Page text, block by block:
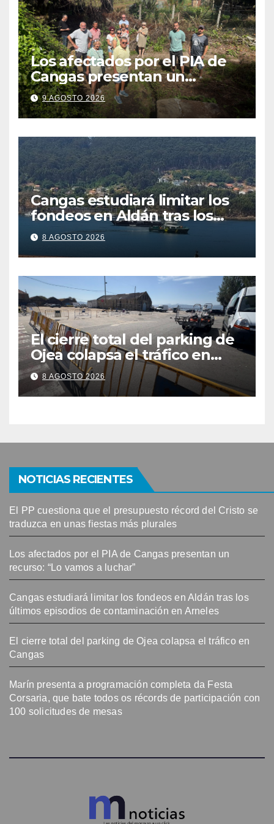
Los afectados por el PIA de
Cangas presentan un
recurso: “Lo vamos a luchar”
9 AGOSTO 2026
Cangas estudiará limitar los
fondeos en Aldán tras los
últimos episodios de
contaminación en Arneles
8 AGOSTO 2026
El cierre total del parking de
Ojea colapsa el tráfico en
Cangas
8 AGOSTO 2026
NOTICIAS RECIENTES
El PP cuestiona que el presupuesto récord del Cristo se
traduzca en unas fiestas más plurales
Los afectados por el PIA de Cangas presentan un
recurso: “Lo vamos a luchar”
Cangas estudiará limitar los fondeos en Aldán tras los
últimos episodios de contaminación en Arneles
El cierre total del parking de Ojea colapsa el tráfico en
Cangas
Marín presenta a programación completa da Festa
Corsaria, que bate todos os récords de participación con
100 solicitudes de mesas